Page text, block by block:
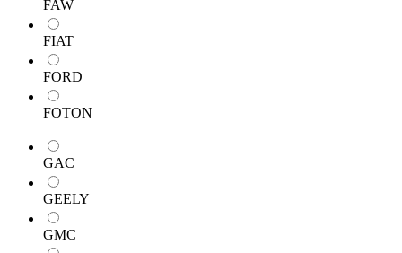
FAW
FIAT
FORD
FOTON
GAC
GEELY
GMC